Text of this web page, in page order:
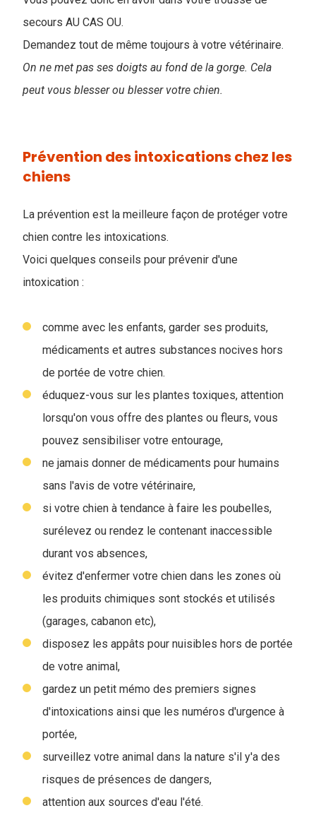
secours AU CAS OU.
Demandez tout de même toujours à votre vétérinaire.
On ne met pas ses doigts au fond de la gorge. Cela
peut vous blesser ou blesser votre chien.
Prévention des intoxications chez les
chiens
La prévention est la meilleure façon de protéger votre
chien contre les intoxications.
Voici quelques conseils pour prévenir d'une
intoxication :
comme avec les enfants, garder ses produits,
médicaments et autres substances nocives hors
de portée de votre chien.
éduquez-vous sur les plantes toxiques, attention
lorsqu'on vous offre des plantes ou fleurs, vous
pouvez sensibiliser votre entourage,
ne jamais donner de médicaments pour humains
sans l'avis de votre vétérinaire,
si votre chien à tendance à faire les poubelles,
surélevez ou rendez le contenant inaccessible
durant vos absences,
évitez d'enfermer votre chien dans les zones où
les produits chimiques sont stockés et utilisés
(garages, cabanon etc),
disposez les appâts pour nuisibles hors de portée
de votre animal,
gardez un petit mémo des premiers signes
d'intoxications ainsi que les numéros d'urgence à
portée,
surveillez votre animal dans la nature s'il y'a des
risques de présences de dangers,
attention aux sources d'eau l'été.